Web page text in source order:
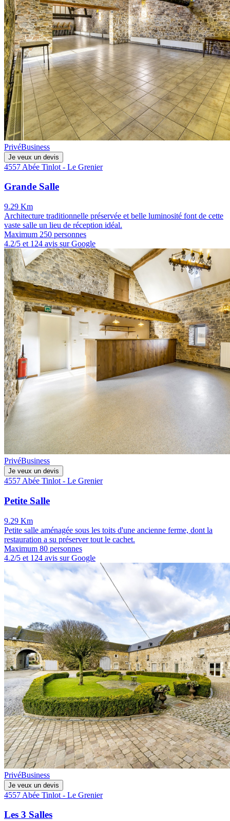
PrivéBusiness
Je veux un devis
4557 Abée Tinlot - Le Grenier
Grande Salle
9.29 Km
Architecture traditionnelle préservée et belle luminosité font de cette
vaste salle un lieu de réception idéal.
Maximum 250 personnes
4.2/5 et 124 avis sur Google
PrivéBusiness
Je veux un devis
4557 Abée Tinlot - Le Grenier
Petite Salle
9.29 Km
Petite salle aménagée sous les toits d'une ancienne ferme, dont la
restauration a su préserver tout le cachet.
Maximum 80 personnes
4.2/5 et 124 avis sur Google
PrivéBusiness
Je veux un devis
4557 Abée Tinlot - Le Grenier
Les 3 Salles